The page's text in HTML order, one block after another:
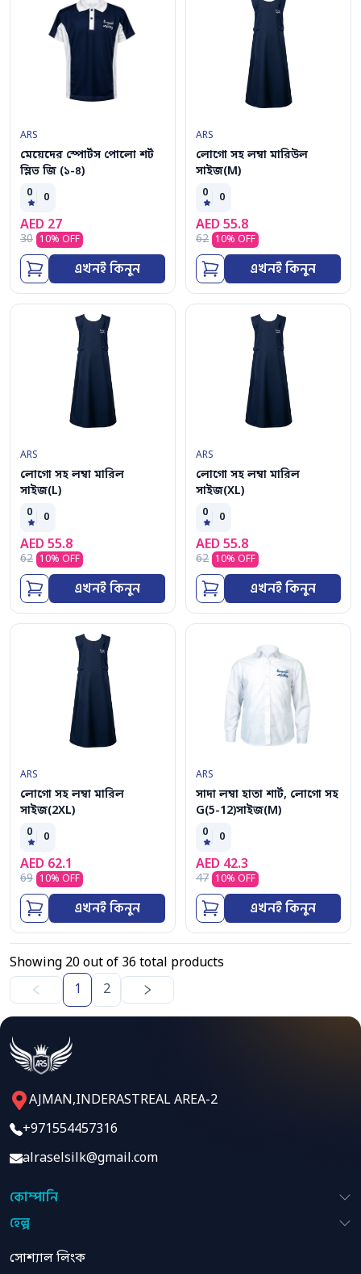
ARS
মেয়েদের স্পোর্টস পোলো শর্ট
স্লিভ জি (১-৪)
0 0
AED 27
30 10% OFF
এখনই কিনুন
ARS
লোগো সহ লম্বা মারিউল
সাইজ(M)
0 0
AED55.8
62 10% OFF
এখনই কিনুন
ARS
লোগো সহ লম্বা মারিল
সাইজ(L)
0 0
AED55.8
62 10% OFF
এখনই কিনুন
ARS
লোগো সহ লম্বা মারিল
সাইজ(XL)
0 0
AED55.8
62 10% OFF
এখনই কিনুন
ARS
লোগো সহ লম্বা মারিল
সাইজ(2XL)
0 0
AED 62.1
69 10% OFF
এখনই কিনুন
ARS
সাদা লম্বা হাতা শার্ট, লোগো সহ
G(5-12)সাইজ(M)
0 0
AED 42.3
47 10% OFF
এখনই কিনুন
Showing 20out of 36 total products
1
2
AJMAN,INDERASTREAL AREA-2
+971554457316
alraselsilk@gmail.com
কোম্পানি
হেল্প
সোশ্যাল লিংক